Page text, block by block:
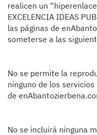
realicen un
EXCELENCIA IDEAS
las páginas de
someterse a las
No se permite la
ninguno de los
de
No se incluirá ninguna